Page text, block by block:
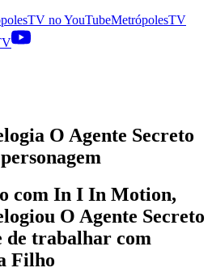
noYouTubeMetrópolesTV
O Agente Secreto
com In I In Motion,
O Agente Secreto
de trabalhar com
Filho